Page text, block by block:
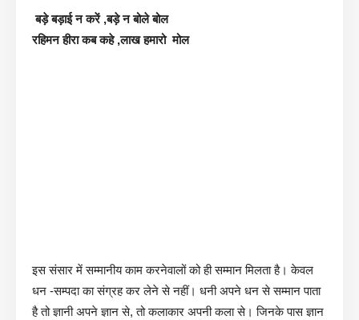
बड़े बड़ाई न करें ,बड़े न बोले बोल
रहिमन हीरा कब कहे ,लाख हमारो मोल
इस संसार में सम्मानीय काम करनेवालों को ही सम्मान मिलता है। केवल
धन -सम्पदा का संग्रह कर लेने से नहीं। धनी अपने धन से सम्मान पाता
है तो ज्ञानी अपने ज्ञान से, तो कलाकार अपनी कला से। जिनके पास ज्ञान